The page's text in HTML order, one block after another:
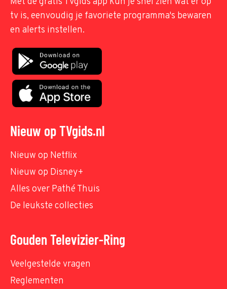
tv is, eenvoudig je favoriete programma's bewaren
en alerts instellen.
Nieuw op TVgids.nl
Nieuw op Netflix
Nieuw op Disney+
Alles over Pathé Thuis
De leukste collecties
Gouden Televizier-Ring
Veelgestelde vragen
Reglementen